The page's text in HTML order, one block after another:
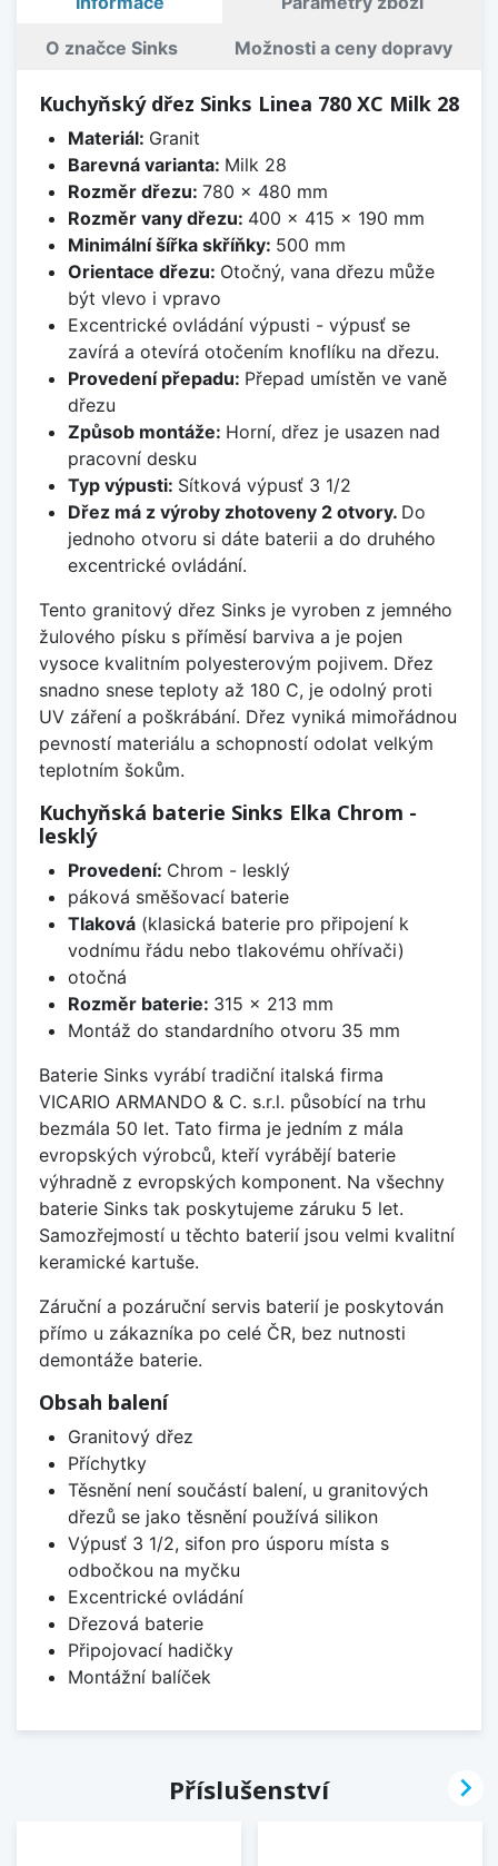
O značce Sinks Možnosti a ceny dopravy
Kuchyňský dřez Sinks Linea 780 XC Milk 28
Materiál: Granit
Barevná varianta: Milk 28
Rozměr dřezu: 780 x 480 mm
Rozměr vany dřezu: 400 x 415 x 190 mm
Minimální šířka skříňky: 500 mm
Orientace dřezu: Otočný, vana dřezu může
být vlevo i vpravo
Excentrické ovládání výpusti - výpusť se
zavírá a otevírá otočením knoflíku na dřezu.
Provedení přepadu: Přepad umístěn ve vaně
dřezu
Způsob montáže: Horní, dřez je usazen nad
pracovní desku
Typ výpusti: Sítková výpusť 3 1/2
Dřez má z výroby zhotoveny 2 otvory. Do
jednoho otvoru si dáte baterii a do druhého
excentrické ovládání.
Tento granitový dřez Sinks je vyroben z jemného
žulového písku s příměsí barviva a je pojen
vysoce kvalitním polyesterovým pojivem. Dřez
snadno snese teploty až 180 C, je odolný proti
UV záření a poškrábání. Dřez vyniká mimořádnou
pevností materiálu a schopností odolat velkým
teplotním šokům.
Kuchyňská baterie Sinks Elka Chrom -
lesklý
Provedení: Chrom - lesklý
páková směšovací baterie
Tlaková(klasická baterie pro připojení k
vodnímu řádu nebo tlakovému ohřívači)
otočná
Rozměr baterie: 315 x 213 mm
Montáž do standardního otvoru 35 mm
Baterie Sinks vyrábí tradiční italská firma
VICARIO ARMANDO & C. s.r.l. působící na trhu
bezmála 50 let. Tato firma je jedním z mála
evropských výrobců, kteří vyrábějí baterie
výhradně z evropských komponent. Na všechny
baterie Sinks tak poskytujeme záruku 5 let.
Samozřejmostí u těchto baterií jsou velmi kvalitní
keramické kartuše.
Záruční a pozáruční servis baterií je poskytován
přímo u zákazníka po celé ČR, bez nutnosti
demontáže baterie.
Obsah balení
Granitový dřez
Příchytky
Těsnění není součástí balení, u granitových
dřezů se jako těsnění používá silikon
Výpusť 3 1/2, sifon pro úsporu místa s
odbočkou na myčku
Excentrické ovládání
Dřezová baterie
Připojovací hadičky
Montážní balíček
Příslušenství 